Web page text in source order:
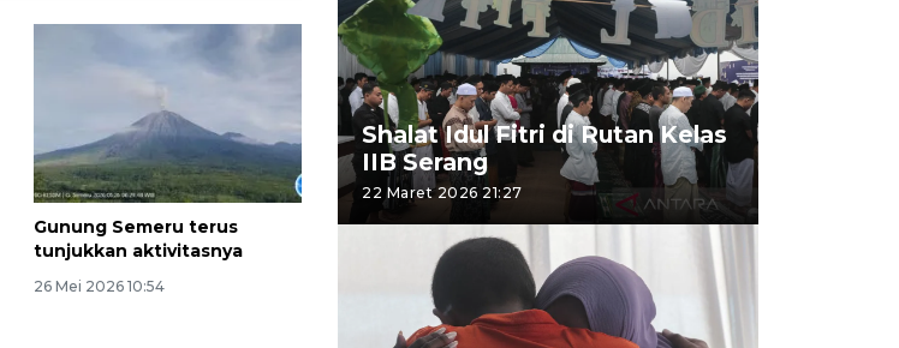
Gunung Semeru terus
tunjukkan aktivitasnya
26 Mei 2026 10:54
Shalat Idul Fitri di Rutan Kelas
IIB Serang
22 Maret 2026 21:27